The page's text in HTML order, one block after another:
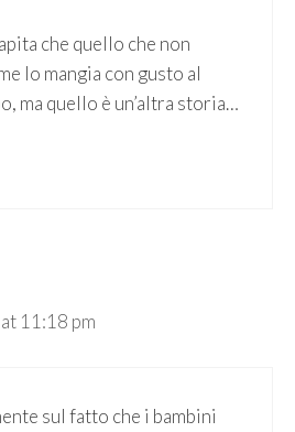
che quello che non
lo mangia con gusto al
ma quello è un’altra storia…
11:18 pm
sul fatto che i bambini